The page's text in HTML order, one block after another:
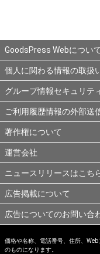
GoodsPress Webについて
個人に関わる情報の取扱
グループ情報セキュリテ
ご利用履歴情報の外部送
著作権について
運営会社
ニュースリリースはこち
広告掲載について
広告についてのお問い合
価格や名称、電話番号、住所、
のものになります。